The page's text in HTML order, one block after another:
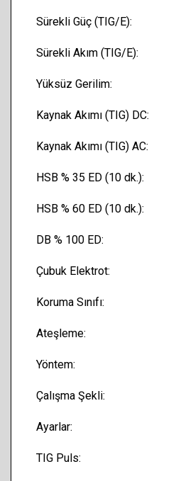
Sürekli Güç (TIG/E):
Sürekli Akım (TIG/E):
Yüksüz Gerilim:
Kaynak Akımı (TIG) DC:
Kaynak Akımı (TIG) AC:
HSB % 35 ED (10 dk.):
HSB % 60 ED (10 dk.):
DB % 100 ED:
Çubuk Elektrot:
Koruma Sınıfı:
Ateşleme:
Yöntem:
Çalışma Şekli:
Ayarlar:
TIG Puls: